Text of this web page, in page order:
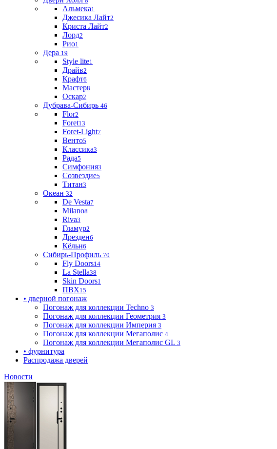
Альмека1
Джесика Лайт2
Криста Лайт2
Лорд2
Рио1
Дера 19
Style lite1
Драйв2
Крафт6
Мастер8
Оскар2
Дубрава-Сибирь 46
Flor2
Foret13
Foret-Light7
Венто5
Классика3
Рада5
Симфония3
Созвездие5
Титан3
Океан 32
De Vesta7
Milano8
Riva3
Гламур2
Дрезден6
Кёльн6
Сибирь-Профиль 70
Fly Doors14
La Stella38
Skin Doors1
ПВХ15
• дверной погонаж
Погонаж для коллекции Techno 3
Погонаж для коллекции Геометрия 3
Погонаж для коллекции Империя 3
Погонаж для коллекции Мегаполис 4
Погонаж для коллекции Мегаполис GL 3
• фурнитура
Распродажа дверей
Новости